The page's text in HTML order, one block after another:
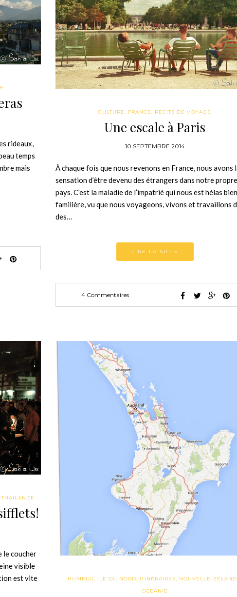
rideaux,
temps
mais
CULTURE, FRANCE, RÉCITS DE VOYAGE
Une escale à Paris
10 SEPTEMBRE 2014
À chaque fois que nous revenons en France, nous avons
sensation d’être devenu des étrangers dans notre propre
pays. C’est la maladie de l’impatrié qui nous est hélas bien
familière, vu que nous voyageons, vivons et travaillons
des…
LIRE LA SUITE
4 Commentaires
THAÏLANDE
le coucher
visible
est vite
HUMEUR, ILE DU NORD, ITINÉRAIRES, NOUVELLE-
OCÉANIE